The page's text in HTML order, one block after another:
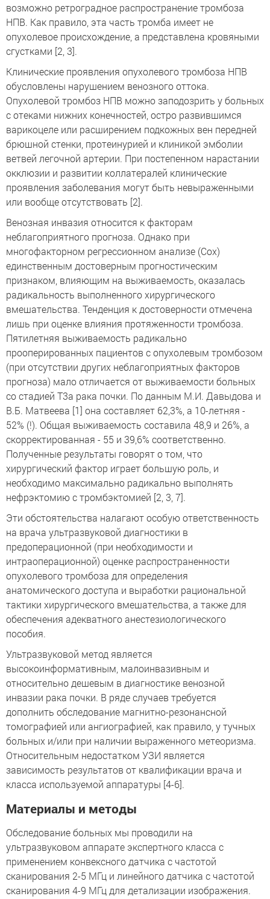
возможно ретроградное распространение тромбоза
НПВ. Как правило, эта часть тромба имеет не
опухолевое происхождение, а представлена кровяными
сгустками [2, 3].
Клинические проявления опухолевого тромбоза НПВ
обусловлены нарушением венозного оттока.
Опухолевой тромбоз НПВ можно заподозрить у больных
с отеками нижних конечностей, остро развившимся
варикоцеле или расширением подкожных вен передней
брюшной стенки, протеинурией и клиникой эмболии
ветвей легочной артерии. При постепенном нарастании
окклюзии и развитии коллатералей клинические
проявления заболевания могут быть невыраженными
или вообще отсутствовать [2].
Венозная инвазия относится к факторам
неблагоприятного прогноза. Однако при
многофакторном регрессионном анализе (Сох)
единственным достоверным прогностическим
признаком, влияющим на выживаемость, оказалась
радикальность выполненного хирургического
вмешательства. Тенденция к достоверности отмечена
лишь при оценке влияния протяженности тромбоза.
Пятилетняя выживаемость радикально
прооперированных пациентов с опухолевым тромбозом
(при отсутствии других неблагоприятных факторов
прогноза) мало отличается от выживаемости больных
со стадией Т3а рака почки. По данным М.И. Давыдова и
В.Б. Матвеева [1] она составляет 62,3%, а 10-летняя -
52% (!). Общая выживаемость составила 48,9 и 26%, а
скорректированная - 55 и 39,6% соответственно.
Полученные результаты говорят о том, что
хирургический фактор играет большую роль, и
необходимо максимально радикально выполнять
нефрэктомию с тромбэктомией [2, 3, 7].
Эти обстоятельства налагают особую ответственность
на врача ультразвуковой диагностики в
предоперационной (при необходимости и
интраоперационной) оценке распространенности
опухолевого тромбоза для определения
анатомического доступа и выработки рациональной
тактики хирургического вмешательства, а также для
обеспечения адекватного анестезиологического
пособия.
Ультразвуковой метод является
высокоинформативным, малоинвазивным и
относительно дешевым в диагностике венозной
инвазии рака почки. В ряде случаев требуется
дополнить обследование магнитно-резонансной
томографией или ангиографией, как правило, у тучных
больных и/или при наличии выраженного метеоризма.
Относительным недостатком УЗИ является
зависимость результатов от квалификации врача и
класса используемой аппаратуры [4-6].
Материалы и методы
Обследование больных мы проводили на
ультразвуковом аппарате экспертного класса с
применением конвексного датчика с частотой
сканирования 2-5 МГц и линейного датчика с частотой
сканирования 4-9 МГц для детализации изображения.